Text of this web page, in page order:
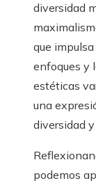
diversidad
que
enfoques y
estéticas
una
diversidad
podemos